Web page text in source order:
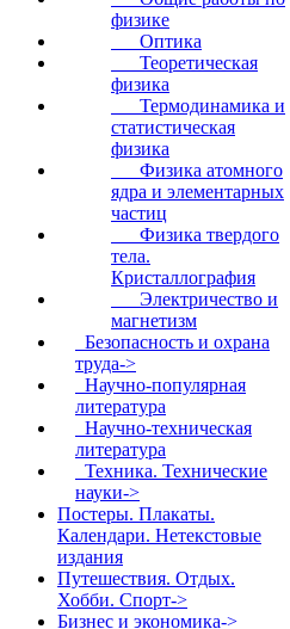
физике
Оптика
Теоретическая
физика
Термодинамика и
статистическая
физика
Физика атомного
ядра и элементарных
частиц
Физика твердого
тела.
Кристаллография
Электричество и
магнетизм
Безопасность и охрана
труда->
Научно-популярная
литература
Научно-техническая
литература
Техника. Технические
науки->
Постеры. Плакаты.
Календари. Нетекстовые
издания
Путешествия. Отдых.
Хобби. Спорт->
Бизнес и экономика->